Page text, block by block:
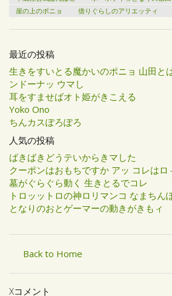
崖の上のポニョ
借りぐらしのアリエッティ
最近の投稿
生きをすいとる魔かいのポニョ 山田と
ンドーナッ ウマし
耳をすませばオト姫がきこえる
Yoko Ono
ちんカスぽろぽろ
人気の投稿
ばきばきどうテいからきマした
クーポンはおもちですか アッ コレはロ
墓がぐらぐら動く 生きとるでコレ
トロッットロの神ロリマンコ なまちん
となりのおとゲーマーの動きがきもィ
Back to Home
Xコメント